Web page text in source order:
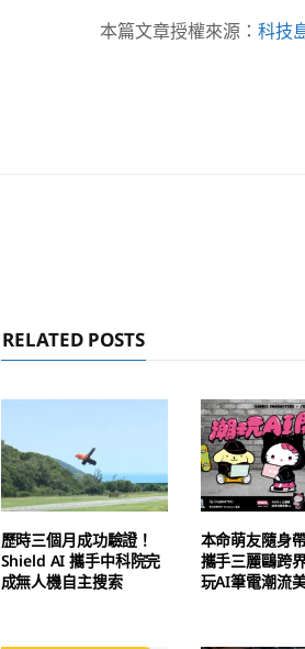
本篇文章授權來源： 科技
RELATED POSTS
歷時三個月成功驗證！
Shield AI 攜手中科院完
成無人機自主搜索
本命萌友隨身
攜手三麗鷗跨
玩AI筆電潮流